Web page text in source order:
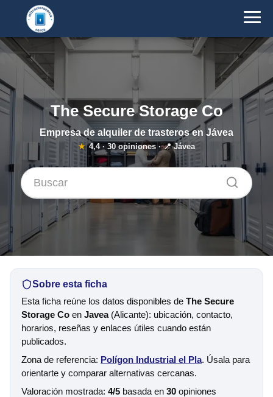
The Secure Storage Co
Empresa de alquiler de trasteros en Jávea
★ 4,4· 30opiniones · 📍 Jávea
Sobre esta ficha
Esta ficha reúne los datos disponibles de The Secure
Storage Co en Javea(Alicante): ubicación, contacto,
horarios, reseñas y enlaces útiles cuando están
publicados.
Zona de referencia: Polígon Industrial el Pla. Úsala para
orientarte y comparar alternativas cercanas.
Valoración mostrada: 4/5 basada en 30 opiniones